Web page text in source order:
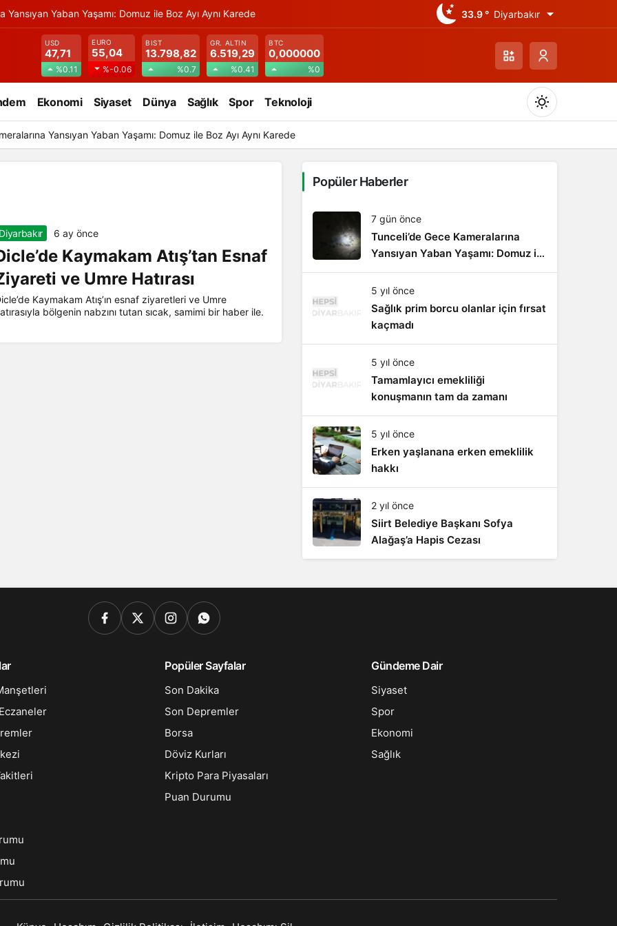
Yansıyan Yaban Yaşamı: Domuz ile Boz Ayı Aynı Karede 33.9 ° Diyarbakır
USD
47,71
%0.11
EURO
55,04
%-0.06
BIST
13.798,82
%0.7
GR. ALTIN
6.519,29
%0.41
BTC
0,000000
%0
Ekonomi Siyaset Dünya Sağlık Spor Teknoloji
Gündüz modunu seçin.
Sistem Modu
Yansıyan Yaban Yaşamı: Domuz ile Boz Ayı Aynı Karede
6 ay önce
Kaymakam Atış’tan Esnaf
ve Umre Hatırası
Kaymakam Atış’ın esnaf ziyaretleri ve Umre
bölgenin nabzını tutan sıcak, samimi bir haber ile.
Popüler Haberler
7 gün önce
Tunceli’de Gece Kameralarına
Yansıyan Yaban Yaşamı: Domuz ile
Boz Ayı Aynı Karede
5 yıl önce
Sağlık prim borcu olanlar için fırsat
kaçmadı
5 yıl önce
Tamamlayıcı emekliliği
konuşmanın tam da zamanı
5 yıl önce
Erken yaşlanana erken emeklilik
hakkı
2 yıl önce
Siirt Belediye Başkanı Sofya
Alağaş’a Hapis Cezası
Popüler Sayfalar
Son Dakika
Son Depremler
Borsa
Döviz Kurları
Kripto Para Piyasaları
Puan Durumu
Gündeme Dair
Siyaset
Spor
Ekonomi
Sağlık